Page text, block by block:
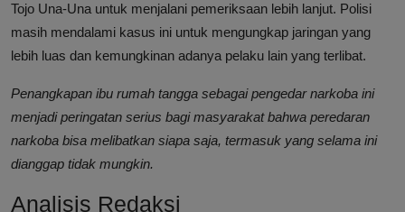
Tojo Una-Una untuk menjalani pemeriksaan lebih lanjut. Polisi
masih mendalami kasus ini untuk mengungkap jaringan yang
lebih luas dan kemungkinan adanya pelaku lain yang terlibat.
Penangkapan ibu rumah tangga sebagai pengedar narkoba ini
menjadi peringatan serius bagi masyarakat bahwa peredaran
narkoba bisa melibatkan siapa saja, termasuk yang selama ini
dianggap tidak mungkin.
Analisis Redaksi